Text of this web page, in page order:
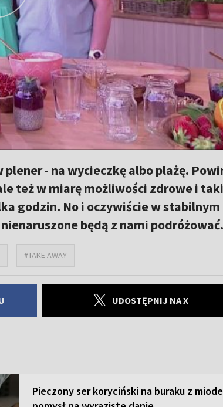
plener - na wycieczkę albo plażę.
też w miarę możliwości zdrowe i
godzin. No i oczywiście w stabilnym
będą z nami podróżować.
#TAKE AWAY
UDOSTĘPNIJ NA X
Pieczony ser koryciński na buraku z